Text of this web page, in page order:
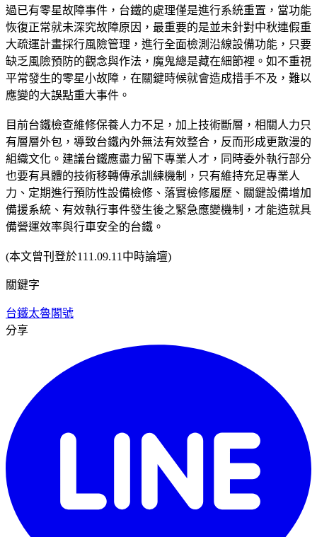
過已有零星故障事件，台鐵的處理僅是進行系統重置，當功能
恢復正常就未深究故障原因，最重要的是並未針對中秋連假重
大疏運計畫採行風險管理，進行全面檢測沿線設備功能，只要
缺乏風險預防的觀念與作法，魔鬼總是藏在細節裡。如不重視
平常發生的零星小故障，在關鍵時候就會造成措手不及，難以
應變的大誤點重大事件。
目前台鐵檢查維修保養人力不足，加上技術斷層，相關人力只
有層層外包，導致台鐵內外無法有效整合，反而形成更散漫的
組織文化。建議台鐵應盡力留下專業人才，同時委外執行部分
也要有具體的技術移轉傳承訓練機制，只有維持充足專業人
力、定期進行預防性設備檢修、落實檢修履歷、關鍵設備增加
備援系統、有效執行事件發生後之緊急應變機制，才能造就具
備營運效率與行車安全的台鐵。
(本文曾刊登於111.09.11中時論壇)
關鍵字
台鐵太魯閣號
分享